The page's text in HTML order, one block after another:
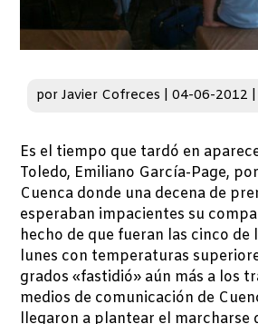
porJavier Cofreces |04-06-2012
Es el tiempo que tardó en
Toledo, Emiliano García-Page,
Cuenca donde una decena de
esperaban impacientes su
hecho de que fueran las cinco de
lunes con temperaturas
grados «fastidió» aún más a los
medios de comunicación de
llegaron a plantear el marcharse